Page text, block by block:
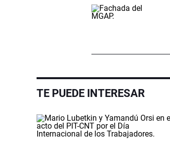
TE PUEDE INTERESAR